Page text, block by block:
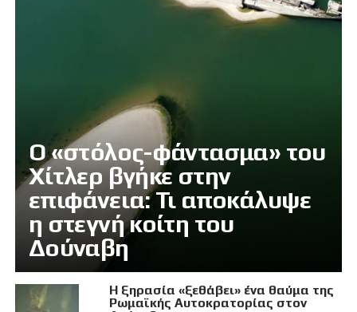
Ο «στόλος-φάντασμα» του
Χίτλερ βγήκε στην
επιφάνεια: Τι αποκάλυψε
η στεγνή κοίτη του
Δούναβη
Η ξηρασία «ξεθάβει» ένα θαύμα της
Ρωμαϊκής Αυτοκρατορίας στον